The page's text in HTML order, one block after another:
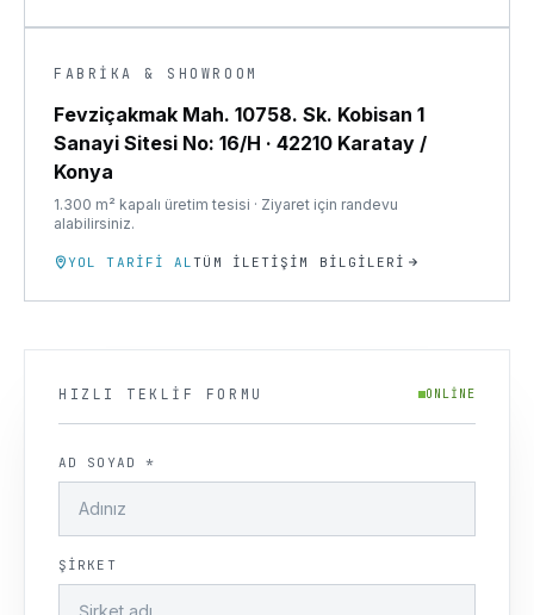
FABRIKA & SHOWROOM
Fevziçakmak Mah. 10758. Sk. Kobisan 1
Sanayi Sitesi No: 16/H · 42210 Karatay /
Konya
1.300 m² kapalı üretim tesisi · Ziyaret için randevu
alabilirsiniz.
YOL TARIFI ALTÜM İLETIŞIM BILGILERI
HIZLI TEKLIF FORMU ONLINE
AD SOYAD *
ŞIRKET